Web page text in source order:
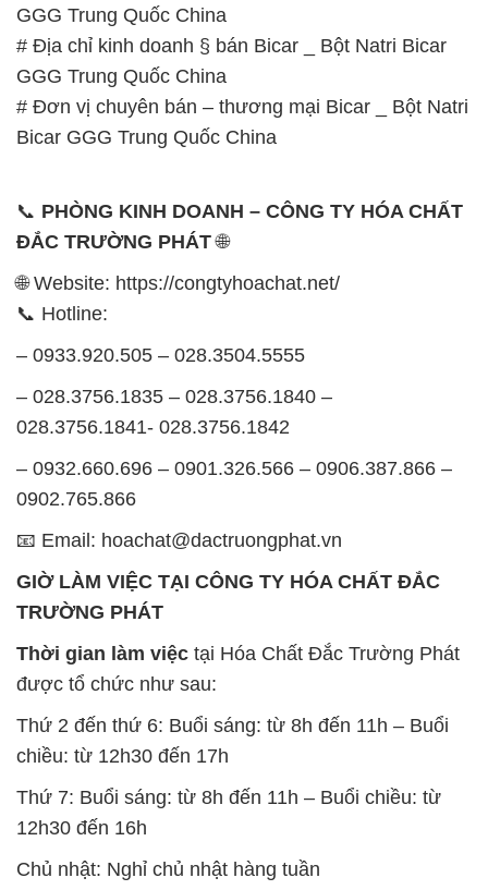
GGG Trung Quốc China
# Địa chỉ kinh doanh § bán Bicar _ Bột Natri Bicar
GGG Trung Quốc China
# Đơn vị chuyên bán – thương mại Bicar _ Bột Natri
Bicar GGG Trung Quốc China
📞 PHÒNG KINH DOANH – CÔNG TY HÓA CHẤT
ĐẮC TRƯỜNG PHÁT🌐
🌐 Website: https://congtyhoachat.net/
📞 Hotline:
– 0933.920.505 – 028.3504.5555
– 028.3756.1835 – 028.3756.1840 –
028.3756.1841- 028.3756.1842
– 0932.660.696 – 0901.326.566 – 0906.387.866 –
0902.765.866
📧 Email: hoachat@dactruongphat.vn
GIỜ LÀM VIỆC TẠI CÔNG TY HÓA CHẤT ĐẮC
TRƯỜNG PHÁT
Thời gian làm việc tại Hóa Chất Đắc Trường Phát
được tổ chức như sau:
Thứ 2 đến thứ 6: Buổi sáng: từ 8h đến 11h – Buổi
chiều: từ 12h30 đến 17h
Thứ 7: Buổi sáng: từ 8h đến 11h – Buổi chiều: từ
12h30 đến 16h
Chủ nhật: Nghỉ chủ nhật hàng tuần